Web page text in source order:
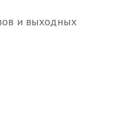
и выходных